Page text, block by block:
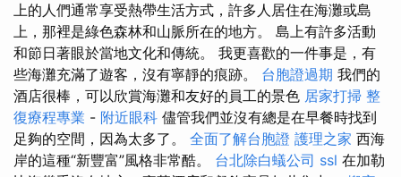
上的人們通常享受熱帶生活方式，許多人居住在海灘或島
上，那裡是綠色森林和山脈所在的地方。 島上有許多活動
和節日著眼於當地文化和傳統。 我更喜歡的一件事是，有
些海灘充滿了遊客，沒有寧靜的痕跡。 台胞證過期 我們的
酒店很棒，可以欣賞海灘和友好的員工的景色 居家打掃 整
復療程專業 - 附近眼科 儘管我們並沒有總是在早餐時找到
足夠的空間，因為太多了。 全面了解台胞證 護理之家 西海
岸的這種“新豐富”風格非常酷。 台北除白蟻公司 ssl 在加勒